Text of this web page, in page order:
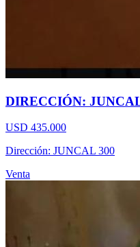
DIRECCIÓN:
USD 435.000
Dirección: JUNCAL 300
Venta